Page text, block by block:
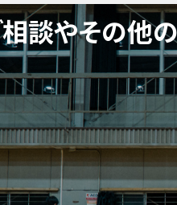
談やその他